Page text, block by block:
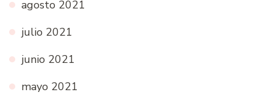
agosto 2021
julio 2021
junio 2021
mayo 2021